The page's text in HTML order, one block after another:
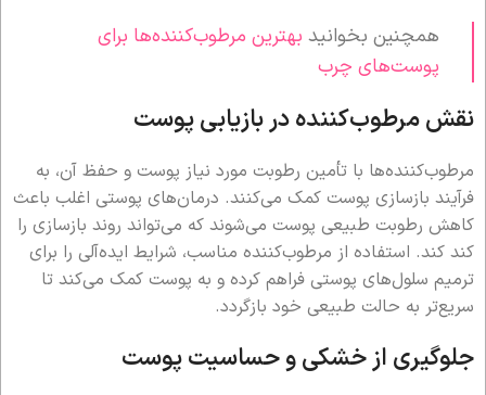
همچنین بخوانید بهترین مرطوب‌کننده‌ها برای
پوست‌های چرب
نقش مرطوب‌کننده در بازیابی پوست
مرطوب‌کننده‌ها با تأمین رطوبت مورد نیاز پوست و حفظ آن، به
فرآیند بازسازی پوست کمک می‌کنند. درمان‌های پوستی اغلب باعث
کاهش رطوبت طبیعی پوست می‌شوند که می‌تواند روند بازسازی را
کند کند. استفاده از مرطوب‌کننده مناسب، شرایط ایده‌آلی را برای
ترمیم سلول‌های پوستی فراهم کرده و به پوست کمک می‌کند تا
سریع‌تر به حالت طبیعی خود بازگردد.
جلوگیری از خشکی و حساسیت پوست